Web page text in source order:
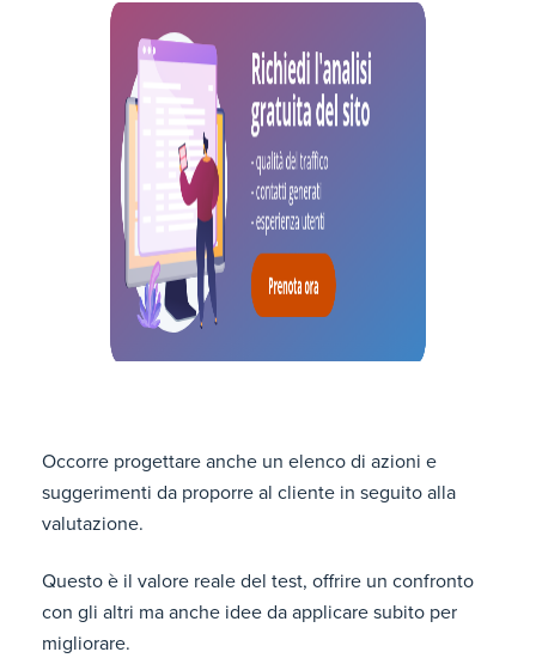
Occorre progettare anche un elenco di azioni e
suggerimenti da proporre al cliente in seguito alla
valutazione.
Questo è il valore reale del test, offrire un confronto
con gli altri ma anche idee da applicare subito per
migliorare.